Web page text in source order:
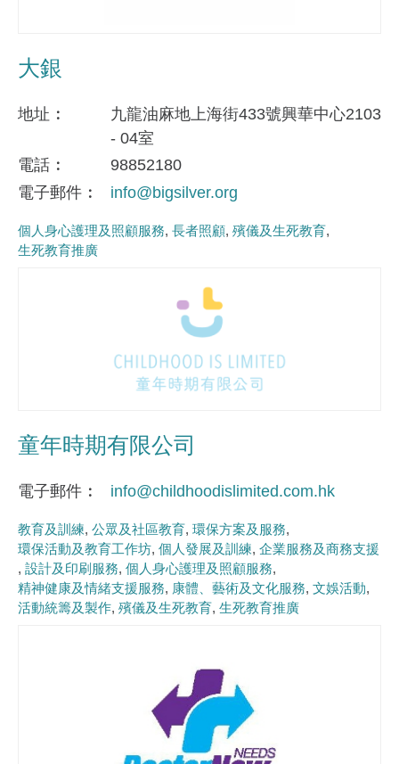
大銀
地址
九龍油麻地上海街433號興華中心2103
- 04室
電話
98852180
電子郵件
info@bigsilver.org
個人身心護理及照顧服務 長者照顧 殯儀及生死教育
生死教育推廣
童年時期有限公司
電子郵件 info@childhoodislimited.com.hk
教育及訓練 公眾及社區教育 環保方案及服務
環保活動及教育工作坊 個人發展及訓練 企業服務及商務支援
設計及印刷服務 個人身心護理及照顧服務
精神健康及情緒支援服務
康體、藝術及文化服務 文娛活動
活動統籌及製作 殯儀及生死教育 生死教育推廣